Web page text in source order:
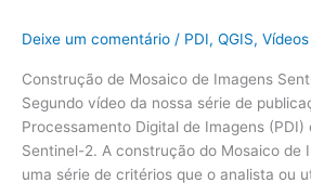
Deixe um comentário / PDI, QGIS, Vídeos
Construção de Mosaico de Imagens
Segundo vídeo da nossa série de
Processamento Digital de Imagens (PDI)
Sentinel-2. A construção do Mosaico de
uma série de critérios que o analista ou